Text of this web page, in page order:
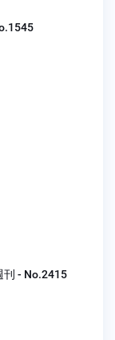
刊 - No.2415